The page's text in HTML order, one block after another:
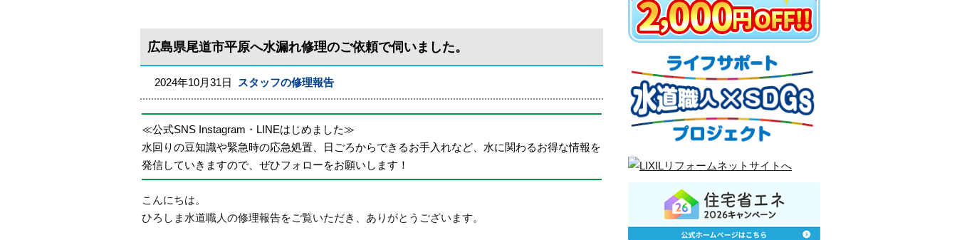
広島県尾道市平原へ水漏れ修理のご依頼で伺いました。
2024年10月31日 スタッフの修理報告
≪公式SNS Instagram・LINEはじめました≫
水回りの豆知識や緊急時の応急処置、日ごろからできるお手入れなど、水に関わるお得な情報を
発信していきますので、ぜひフォローをお願いします！
こんにちは。
ひろしま水道職人の修理報告をご覧いただき、ありがとうございます。